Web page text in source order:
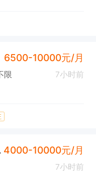
6500-10000元/月
限 7小时前
】 4000-10000元/月
7小时前